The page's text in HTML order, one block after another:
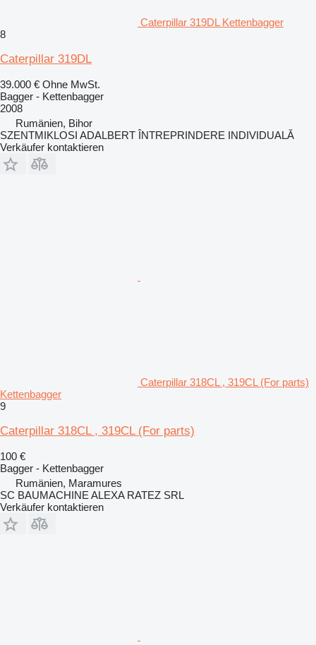
Caterpillar 319DL Kettenbagger
8
Caterpillar 319DL
39.000 € Ohne MwSt.
Bagger - Kettenbagger
2008
Rumänien, Bihor
SZENTMIKLOSI ADALBERT ÎNTREPRINDERE INDIVIDUALĂ
Verkäufer kontaktieren
Caterpillar 318CL , 319CL (For parts)
Kettenbagger
9
Caterpillar 318CL , 319CL (For parts)
100 €
Bagger - Kettenbagger
Rumänien, Maramures
SC BAUMACHINE ALEXA RATEZ SRL
Verkäufer kontaktieren